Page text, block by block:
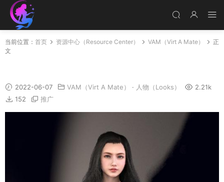
当前位置： 首页 资源中心（Resource Center） VAM（Virt A Mate）
正
文
2022-06-07 VAM（Virt A Mate） · 人物（Looks）
2.21k
152
推广